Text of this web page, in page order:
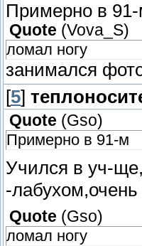
Примерно в
Quote (Vova_S)
ломал ногу
занимался
[5]
Quote (Gso)
Примерно в 91-м
Учился в уч-
-
Quote (Gso)
ломал ногу